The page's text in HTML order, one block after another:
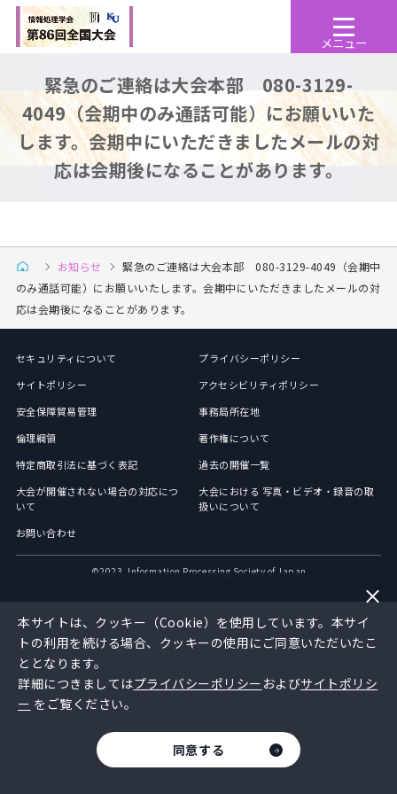
緊急のご連絡は大会本部 080-3129-
4049（会期中のみ通話可能）にお願いいた
します。会期中にいただきましたメールの対
応は会期後になることがあります。
お知らせ
緊急のご連絡は大会本部 080-3129-4049（会期中
のみ通話可能）にお願いいたします。会期中にいただきましたメールの対
応は会期後になることがあります。
セキュリティについて
プライバシーポリシー
サイトポリシー
アクセシビリティポリシー
安全保障貿易管理
事務局所在地
倫理綱領
著作権について
特定商取引法に基づく表記
過去の開催一覧
大会が開催されない場合の対応につ
いて
大会における 写真・ビデオ・録音の取
扱いについて
お問い合わせ
©︎2023, Information Processing Society of Japan
本サイトは、クッキー（Cookie）を使用しています。本サイ
トの利用を続ける場合、クッキーの使用にご同意いただいたこ
ととなります。
詳細につきましてはプライバシーポリシー およびサイトポリシ
ー をご覧ください。
同意する